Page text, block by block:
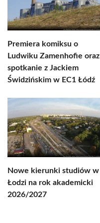
Premiera komiksu o
Ludwiku Zamenhofie oraz
spotkanie z Jackiem
Świdzińskim w EC1 Łódź
Nowe kierunki studiów w
Łodzi na rok akademicki
2026/2027